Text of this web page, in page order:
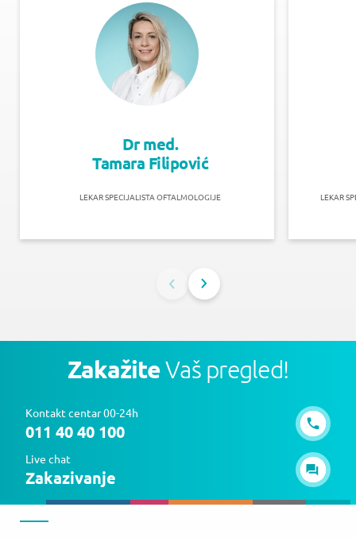
Dr med.
Tamara Filipović
LEKAR SPECIJALISTA OFTALMOLOGIJE LEKAR
ZakažiteVaš pregled!
Kontakt centar 00-24h
011 40 40 100
Live chat
Zakazivanje